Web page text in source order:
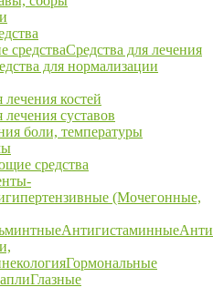
средстваСредства для лечения
для нормализации
лечения костей
лечения суставов
боли, температуры
средства
(Мочегонные,
Антигистаминные
Гормональные
Глазные